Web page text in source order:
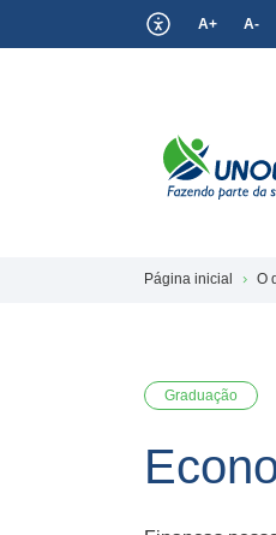
A+ A-
Página inicial O
Graduação